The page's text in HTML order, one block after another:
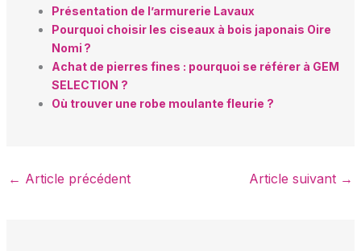
Présentation de l’armurerie Lavaux
Pourquoi choisir les ciseaux à bois japonais Oire
Nomi ?
Achat de pierres fines : pourquoi se référer à GEM
SELECTION ?
Où trouver une robe moulante fleurie ?
← Article précédent Article suivant →